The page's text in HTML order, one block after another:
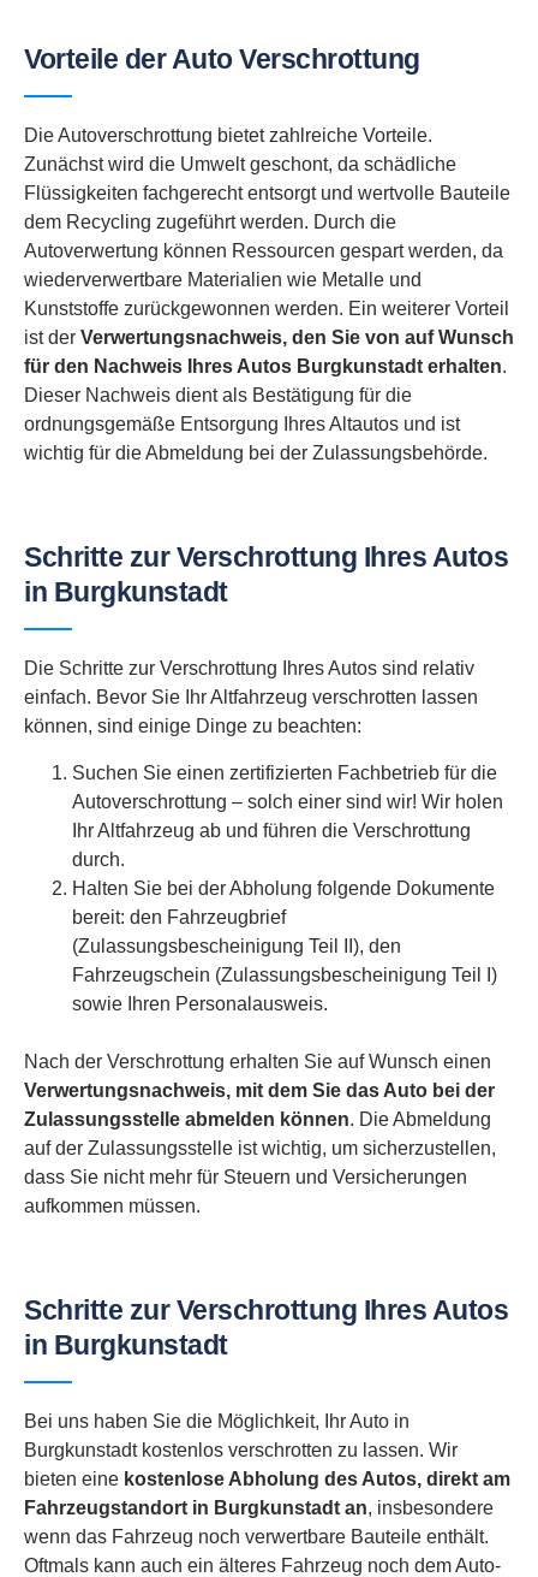
Vorteile der Auto Verschrottung
Die Autoverschrottung bietet zahlreiche Vorteile.
Zunächst wird die Umwelt geschont, da schädliche
Flüssigkeiten fachgerecht entsorgt und wertvolle Bauteile
dem Recycling zugeführt werden. Durch die
Autoverwertung können Ressourcen gespart werden, da
wiederverwertbare Materialien wie Metalle und
Kunststoffe zurückgewonnen werden. Ein weiterer Vorteil
ist der Verwertungsnachweis, den Sie von auf Wunsch
für den Nachweis Ihres Autos Burgkunstadt erhalten.
Dieser Nachweis dient als Bestätigung für die
ordnungsgemäße Entsorgung Ihres Altautos und ist
wichtig für die Abmeldung bei der Zulassungsbehörde.
Schritte zur Verschrottung Ihres Autos
in Burgkunstadt
Die Schritte zur Verschrottung Ihres Autos sind relativ
einfach. Bevor Sie Ihr Altfahrzeug verschrotten lassen
können, sind einige Dinge zu beachten:
Suchen Sie einen zertifizierten Fachbetrieb für die
Autoverschrottung – solch einer sind wir! Wir holen
Ihr Altfahrzeug ab und führen die Verschrottung
durch.
Halten Sie bei der Abholung folgende Dokumente
bereit: den Fahrzeugbrief
(Zulassungsbescheinigung Teil II), den
Fahrzeugschein (Zulassungsbescheinigung Teil I)
sowie Ihren Personalausweis.
Nach der Verschrottung erhalten Sie auf Wunsch einen
Verwertungsnachweis, mit dem Sie das Auto bei der
Zulassungsstelle abmelden können. Die Abmeldung
auf der Zulassungsstelle ist wichtig, um sicherzustellen,
dass Sie nicht mehr für Steuern und Versicherungen
aufkommen müssen.
Schritte zur Verschrottung Ihres Autos
in Burgkunstadt
Bei uns haben Sie die Möglichkeit, Ihr Auto in
Burgkunstadt kostenlos verschrotten zu lassen. Wir
bieten eine kostenlose Abholung des Autos, direkt am
Fahrzeugstandort in Burgkunstadt an, insbesondere
wenn das Fahrzeug noch verwertbare Bauteile enthält.
Oftmals kann auch ein älteres Fahrzeug noch dem Auto-